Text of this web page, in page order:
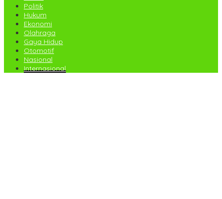
Politik
Hukum
Ekonomi
Olahraga
Gaya Hidup
Otomotif
Nasional
Internasional